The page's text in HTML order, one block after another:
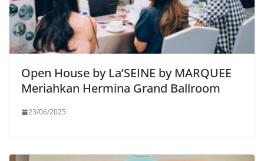
Open House by La’SEINE by MARQUEE
Meriahkan Hermina Grand Ballroom
23/06/2025